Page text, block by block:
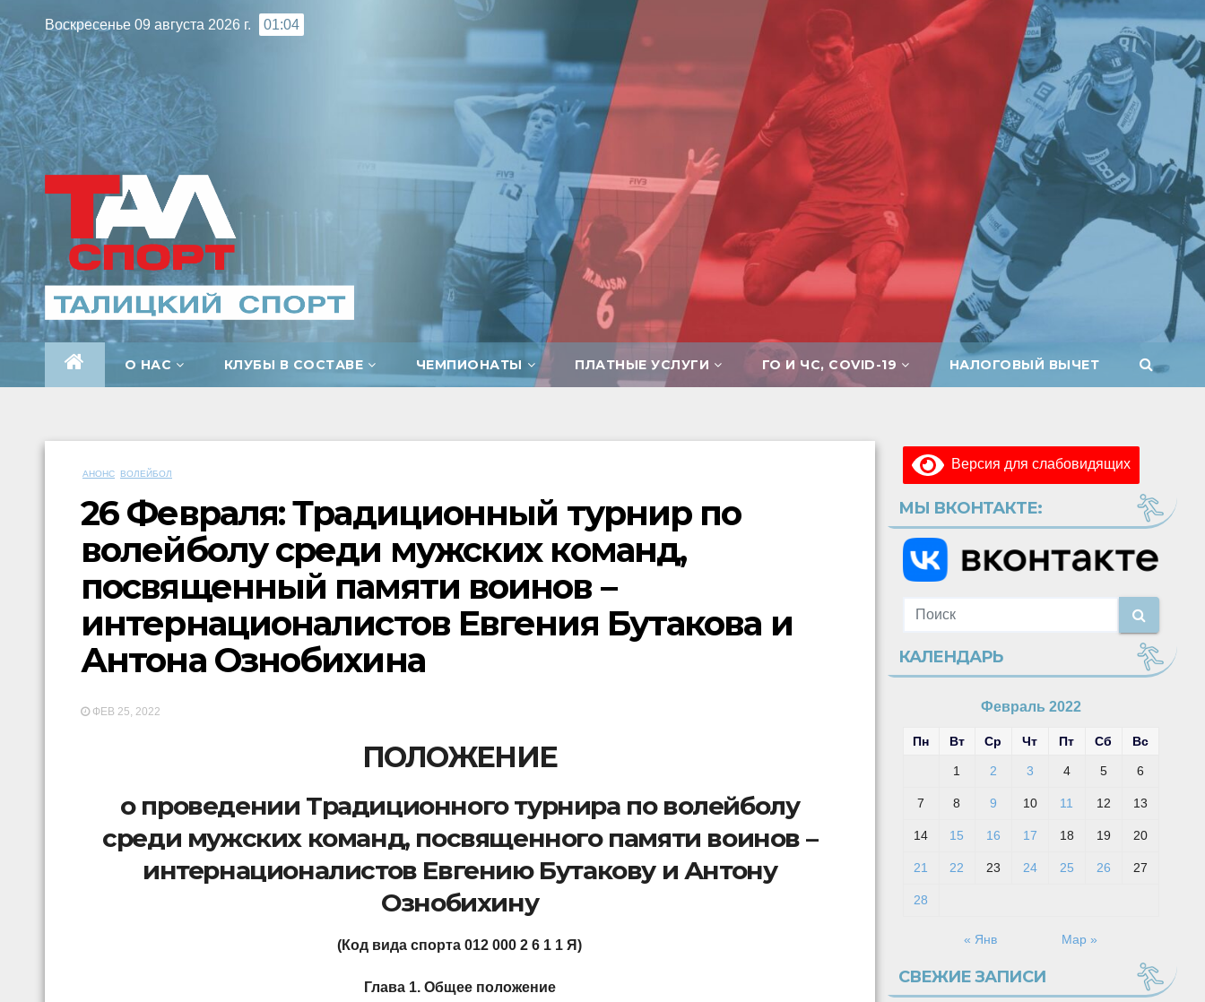
к
содержимому
Воскресенье 09 августа 2026 г. 01:04
О НАС КЛУБЫ В СОСТАВЕ ЧЕМПИОНАТЫ ПЛАТНЫЕ УСЛУГИ ГО И ЧС, COVID-19 НАЛОГОВЫЙ ВЫЧЕТ
АНОНС ВОЛЕЙБОЛ
26 Февраля: Традиционный турнир по
волейболу среди мужских команд,
посвященный памяти воинов –
интернационалистов Евгения Бутакова и
Антона Ознобихина
ФЕВ 25, 2022
ПОЛОЖЕНИЕ
о проведении Традиционного турнира по волейболу
среди мужских команд, посвященного памяти воинов –
интернационалистов Евгению Бутакову и Антону
Ознобихину
(Код вида спорта 012 000 2 6 1 1 Я)
Глава 1. Общее положение
Версия для слабовидящих
МЫ ВКОНТАКТЕ:
КАЛЕНДАРЬ
Февраль 2022
Пн Вт Ср Чт Пт Сб Вс
1 2 3 4 5 6
7 8 9 10 11 12 13
14 15 16 17 18 19 20
21 22 23 24 25 26 27
28
« Янв Мар »
СВЕЖИЕ ЗАПИСИ